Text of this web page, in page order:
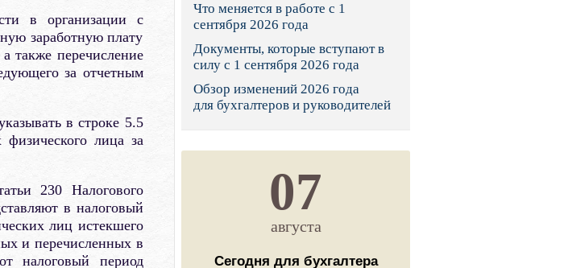
Федеральная налоговая служба
Фонд социального страхования
Остальные ведомства
в организации с
заработную плату
также перечисление
за отчетным
в строке 5.5
лица за
230 Налогового
в налоговый
лиц истекшего
и перечисленных в
налоговый период
Что меняется в работе с 1
сентября 2026 года
Документы, которые вступают в
силу с 1 сентября 2026 года
Обзор изменений 2026 года
для бухгалтеров и руководителей
07
августа
Сегодня для бухгалтера